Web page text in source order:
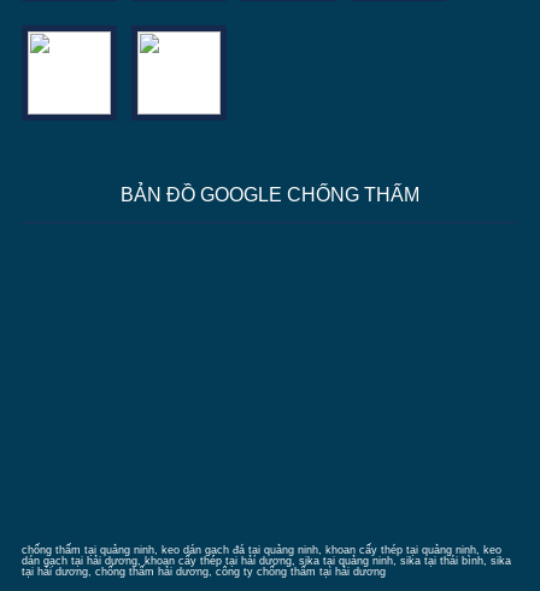
BẢN ĐỒ GOOGLE CHỐNG THẤM
chống thấm tại quảng ninh, keo dán gạch đá tại quảng ninh, khoan cấy thép tại quảng ninh, keo
dán gạch tại hải dương, khoan cấy thép tại hải dương, sika tại quảng ninh, sika tại thái bình, sika
tại hải dương, chống thấm hải dương, công ty chống thấm tại hải dương